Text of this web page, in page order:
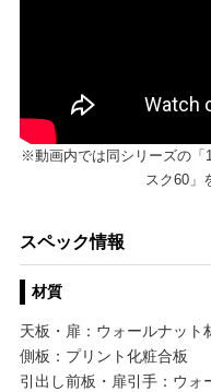
※動画内では同シリーズの「
スク60」
スペック情報
材質
天板・扉：ウォールナット
側板：プリント化粧合板
引出し前板・扉引手：ウォ